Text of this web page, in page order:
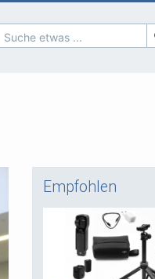
Suche etwas ...
Empfohlen